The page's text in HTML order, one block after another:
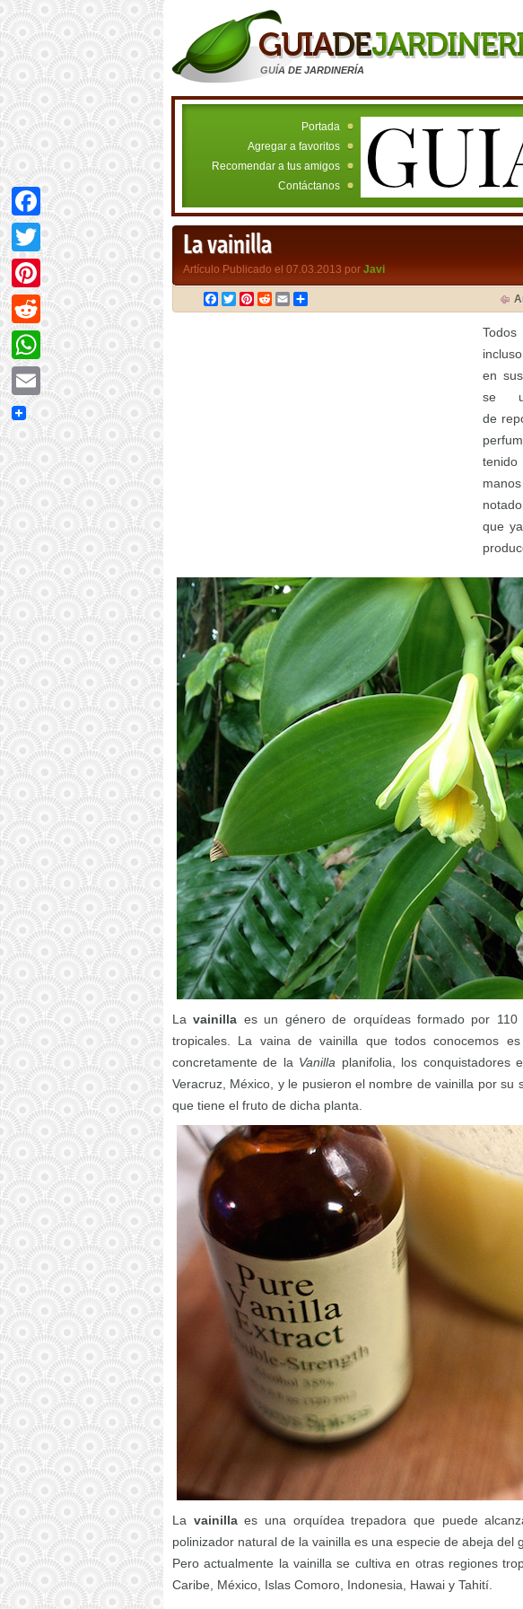
GUÍA DE JARDINERÍA
Portada
Agregar a favoritos
Recomendar a tus amigos
Contáctanos
La vainilla
Artículo Publicado el 07.03.2013 por Javi
Facebook
TwitterPinterest
RedditEmail
en
se
de
que
Lavainilla es un género de orquídeas formado por
tropicales. La vaina de vainilla que todos conocemos
concretamente de la Vanilla planifolia, los conquistadores
Veracruz, México, y le pusieron el nombre de vainilla por su
que tiene el fruto de dicha planta.
La vainillaes una orquídea trepadora que puede
polinizador natural de la vainilla es una especie de abeja del
Pero actualmente la vainilla se cultiva en otras regiones
Caribe, México, Islas Comoro, Indonesia, Hawai y Tahití.
Facebook
Twitter
Pinterest
Reddit
WhatsApp
Email